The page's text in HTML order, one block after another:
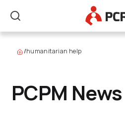
Search
Main Logo
/humanitarian help
PCPM News